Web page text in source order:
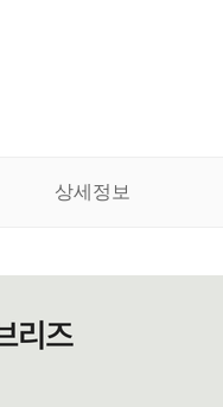
상세정보